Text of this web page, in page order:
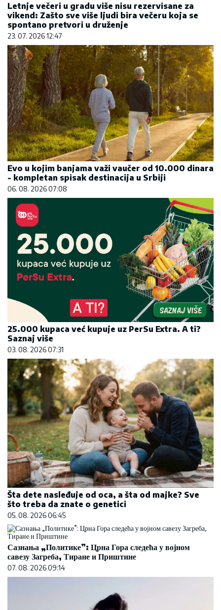
Letnje večeri u gradu više nisu rezervisane za
vikend: Zašto sve više ljudi bira večeru koja se
spontano pretvori u druženje
23. 07. 2026 12:47
Evo u kojim banjama važi vaučer od 10.000 dinara
- kompletan spisak destinacija u Srbiji
06. 08. 2026 07:08
25.000 kupaca već kupuje uz PerSu Extra. A ti?
Saznaj više
03. 08. 2026 07:31
Šta dete nasleđuje od oca, a šta od majke? Sve
što treba da znate o genetici
05. 08. 2026 06:45
Сазнања „Политике”: Црна Гора следећа у војном
савезу Загреба, Тиране и Приштине
07. 08. 2026 09:14